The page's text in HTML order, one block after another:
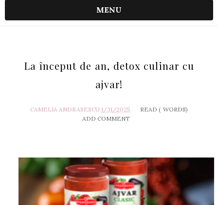
MENU
La început de an, detox culinar cu
ajvar!
CAMELIA ANDRASESCU 1/31/2025 READ ( WORDS)
ADD COMMENT